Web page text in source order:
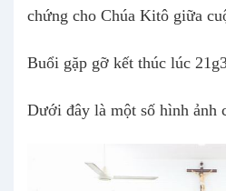
chứng cho Chúa Kitô giữa
Buổi gặp gỡ kết thúc lúc
Dưới đây là một số hình ảnh